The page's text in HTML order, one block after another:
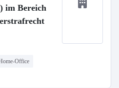
im Bereich
Office